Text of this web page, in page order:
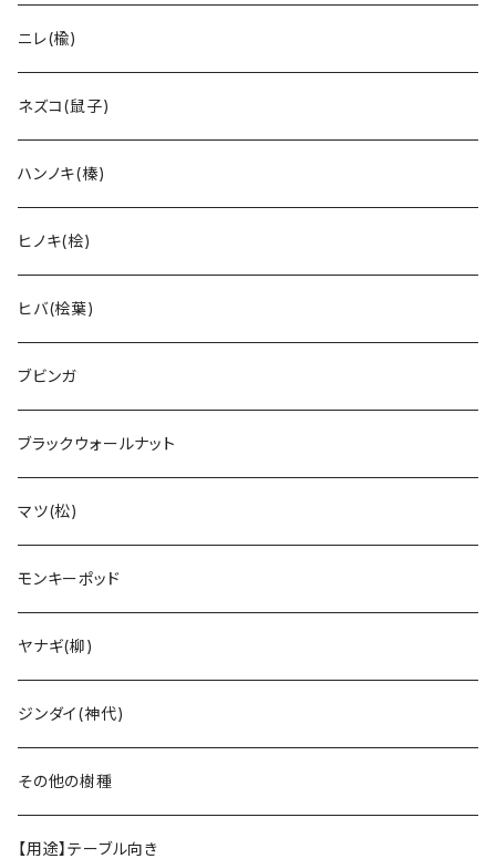
ニレ(楡)
ネズコ(鼠子)
ハンノキ(榛)
ヒノキ(桧)
ヒバ(桧葉)
ブビンガ
ブラックウォールナット
マツ(松)
モンキーポッド
ヤナギ(柳)
ジンダイ(神代)
その他の樹種
【用途】テーブル向き